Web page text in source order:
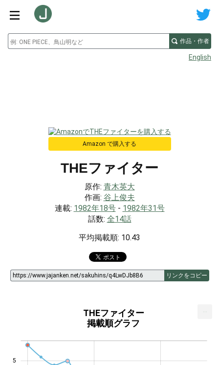
作品・作者
English
Amazon で購入する
THEファイター
原作: 青木英大
作画: 谷上俊夫
連載: 1982年18号- 1982年31号
話数: 全14話
平均掲載順: 10.43
リンクをコピー
THEファイター
掲載順グラフ
5
...